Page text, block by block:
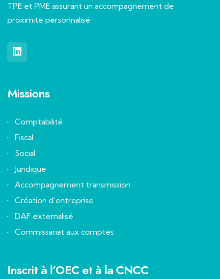
TPE et PME assurant un accompagnement de
proximité personnalisé.
Missions
Comptabilité
Fiscal
Social
Juridique
Accompagnement transmission
Création d’entreprise
DAF externalisé
Commissariat aux comptes
Inscrit à l’OEC et à la CNCC